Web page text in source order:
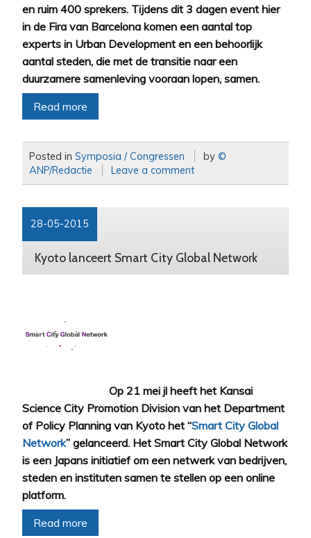
en ruim 400 sprekers. Tijdens dit 3 dagen event hier
in de Fira van Barcelona komen een aantal top
experts in Urban Development en een behoorlijk
aantal steden, die met de transitie naar een
duurzamere samenleving vooraan lopen, samen.
Read more
Posted inSymposia / Congressen by ©
ANP/Redactie
Leave a comment
28-05-2015
Kyoto lanceert Smart City Global Network
Op 21 mei jl heeft het Kansai
Science City Promotion Division van het Department
of Policy Planning van Kyoto het “Smart City Global
Network” gelanceerd. Het Smart City Global Network
is een Japans initiatief om een netwerk van bedrijven,
steden en instituten samen te stellen op een online
platform.
Read more